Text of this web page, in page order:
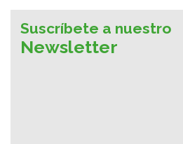
Suscríbete a nuestro
Newsletter